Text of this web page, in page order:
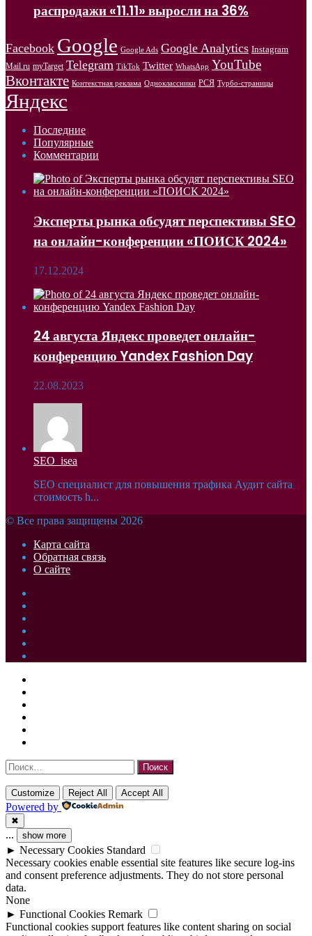
распродажи «11.11» выросли на 36%
Facebook Google Google Ads Google Analytics Instagram
Mail.ru myTarget Telegram TikTok Twitter WhatsApp YouTube
Вконтакте Контекстная реклама Одноклассники РСЯ Турбо-страницы
Яндекс
Последние
Популярные
Комментарии
Эксперты рынка обсудят перспективы SEO
на онлайн-конференции «ПОИСК 2024»
17.12.2024
24 августа Яндекс проведет онлайн-
конференцию Yandex Fashion Day
22.08.2023
SEO_isea
SEO специалист для повышения трафика Аудит сайта
стоимость h...
© Все права защищены 2026
Карта сайта
Обратная связь
О сайте
Facebook
Twitter
WhatsApp
Telegram
Кнопка
«Наверх»
Закрыть
Найти:
Customize Reject All Accept All
Powered by
✖
... show more
► Necessary Cookies Standard
Necessary cookies enable essential site features like secure log-ins
and consent preference adjustments. They do not store personal
data.
None
► Functional Cookies Remark
Functional cookies support features like content sharing on social